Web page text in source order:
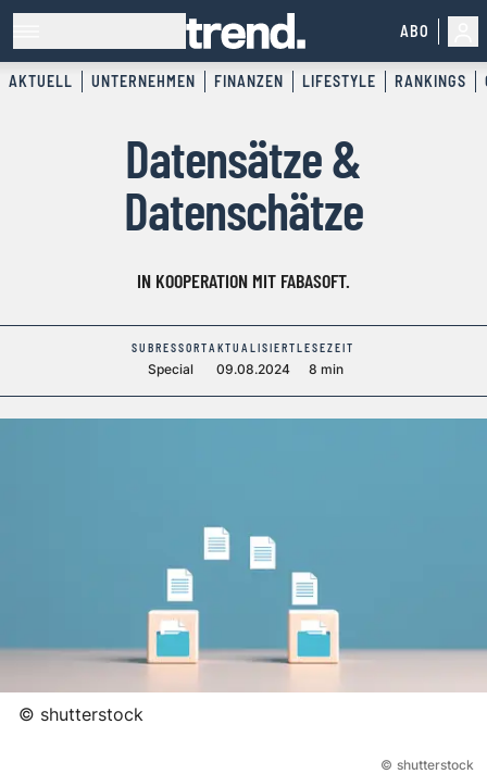
ABO
AKTUELL UNTERNEHMEN FINANZEN LIFESTYLE RANKINGS
Datensätze &
Datenschätze
IN KOOPERATION MIT FABASOFT.
SUBRESSORT
Special
AKTUALISIERT
09.08.2024
LESEZEIT
8 min
© shutterstock
© shutterstock